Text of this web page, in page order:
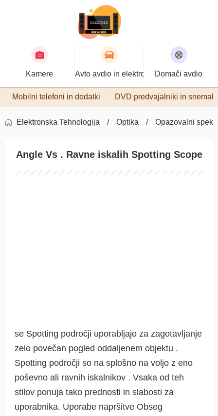
Kamere Avto avdio in elektronikaDomači avdio
Mobilni telefoni in dodatki DVD predvajalniki in
Elektronska Tehnologija Optika Opazovalni
Angle Vs . Ravne iskalih Spotting Scope
se Spotting področji uporabljajo za zagotavljanje
zelo povečan pogled oddaljenem objektu .
Spotting področji so na splošno na voljo z eno
poševno ali ravnih iskalnikov . Vsaka od teh
stilov ponuja tako prednosti in slabosti za
uporabnika. Uporabe napršitve Obseg